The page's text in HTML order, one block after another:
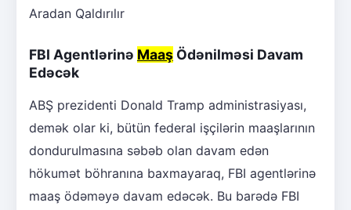
Aradan Qaldırılır
FBI Agentlərinə Maaş Ödənilməsi Davam
Edəcək
ABŞ prezidenti Donald Tramp administrasiyası,
demək olar ki, bütün federal işçilərin maaşlarının
dondurulmasına səbəb olan davam edən
hökumət böhranına baxmayaraq, FBI agentlərinə
maaş ödəməyə davam edəcək. Bu barədə FBI